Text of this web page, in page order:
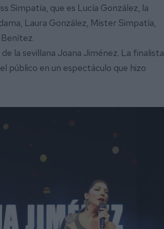
Simpatía, que es Lucía González, la
Laura González, Mister Simpatía,
la sevillana Joana Jiménez. La finalista
público en un espectáculo que hizo